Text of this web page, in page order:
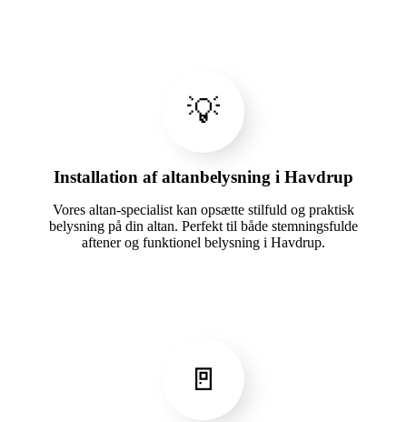
💡
Installation af altanbelysning i Havdrup
Vores altan-specialist kan opsætte stilfuld og praktisk
belysning på din altan. Perfekt til både stemningsfulde
aftener og funktionel belysning i Havdrup.
🚪